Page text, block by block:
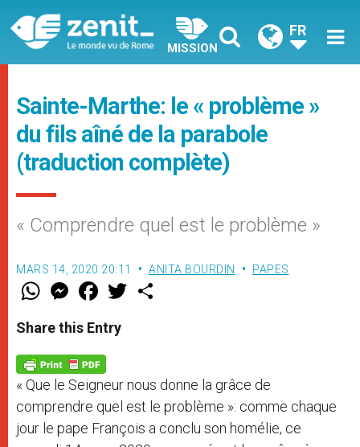
MISSION
FR
Sainte-Marthe: le « problème »
du fils aîné de la parabole
(traduction complète)
« Comprendre quel est le problème »
MARS 14, 2020 20:11 ANITA BOURDIN PAPES
W
t
s
p
p
M
e
s
e
g
e
r
F
a
e
b
o
k
w
Share this Entry
« Que le Seigneur nous donne la grâce de
comprendre quel est le problème »: comme chaque
jour le pape François a conclu son homélie, ce